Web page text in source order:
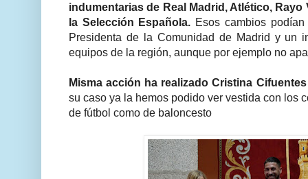
indumentarias de Real Madrid, Atlético,
la Selección Española. Esos cambios
Presidenta de la Comunidad de Madrid y un
equipos de la región, aunque por ejemplo no
Misma acción ha realizado Cristina
su caso ya la hemos podido ver vestida con los
de fútbol como de baloncesto